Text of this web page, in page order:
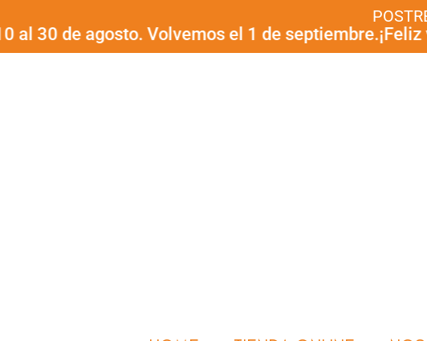
al
contenido
agosto. Volvemos el 1 de septiembre.¡Feliz